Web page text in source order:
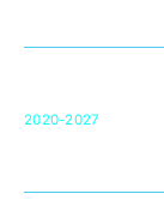
2020-2027